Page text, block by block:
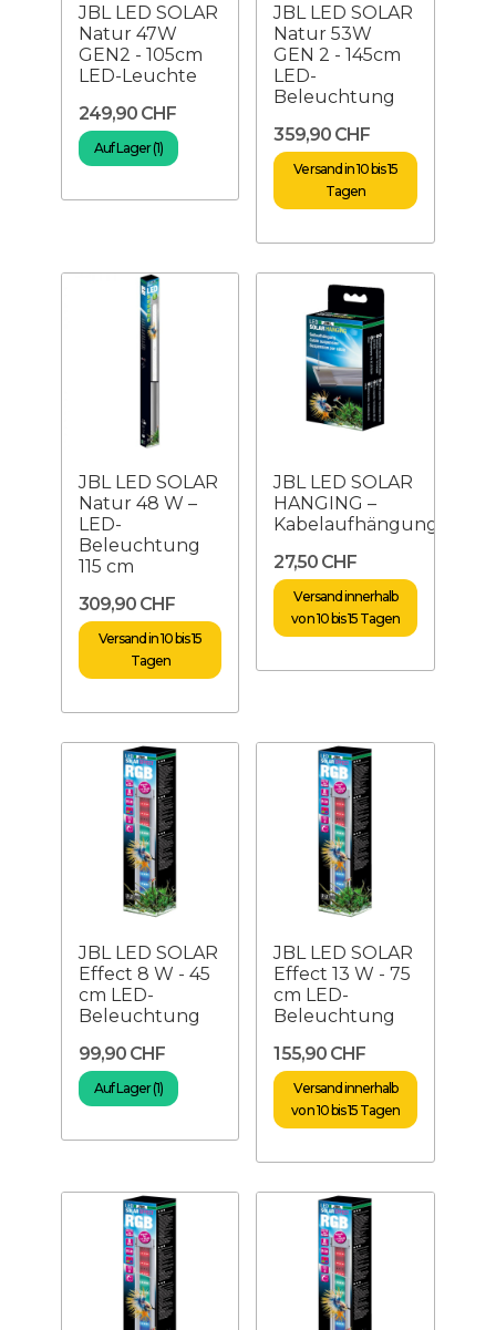
JBL LED SOLAR
Natur 47W
GEN2 - 105cm
LED-Leuchte
249,90 CHF
Auf Lager (1)
JBL LED SOLAR
Natur 53W
GEN 2 - 145cm
LED-
Beleuchtung
359,90 CHF
Versand in 10 bis 15
Tagen
JBL LED SOLAR
Natur 48 W –
LED-
Beleuchtung
115 cm
309,90 CHF
Versand in 10 bis 15
Tagen
JBL LED SOLAR
HANGING –
Kabelaufhängung
27,50 CHF
Versand innerhalb
von 10 bis 15 Tagen
JBL LED SOLAR
Effect 8 W - 45
cm LED-
Beleuchtung
99,90 CHF
Auf Lager (1)
JBL LED SOLAR
Effect 13 W - 75
cm LED-
Beleuchtung
155,90 CHF
Versand innerhalb
von 10 bis 15 Tagen